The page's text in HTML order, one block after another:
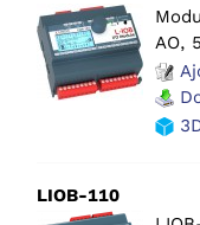
AO,
LIOB-110